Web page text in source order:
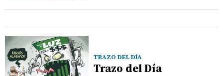
TRAZO DEL DÍA
Trazo del Día